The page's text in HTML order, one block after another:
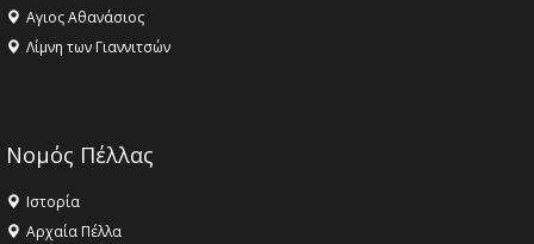
Αγιος Αθανάσιος
Λίμνη των Γιαννιτσών
Νομός Πέλλας
Ιστορία
Αρχαία Πέλλα